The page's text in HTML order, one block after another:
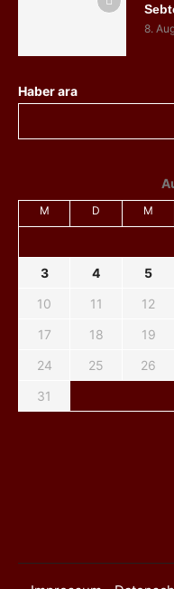
8.
Haber ara
M D M
3
4 5
10
11 12
17
18 19
24
25 26
31